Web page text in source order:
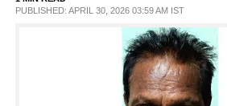
PHOTOS
PUBLISHED: APRIL 30, 2026 03:59 AM IST